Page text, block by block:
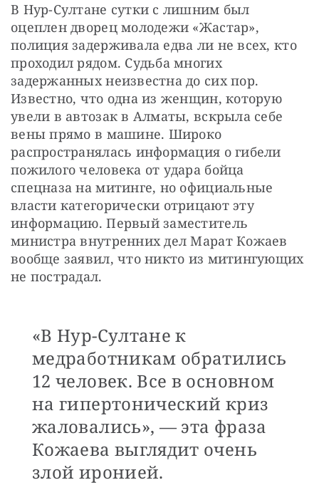
В Нур-Султане сутки с лишним был
оцеплен дворец молодежи «Жастар»,
полиция задерживала едва ли не всех, кто
проходил рядом. Судьба многих
задержанных неизвестна до сих пор.
Известно, что одна из женщин, которую
увели в автозак в Алматы, вскрыла себе
вены прямо в машине. Широко
распространялась информация о гибели
пожилого человека от удара бойца
спецназа на митинге, но официальные
власти категорически отрицают эту
информацию. Первый заместитель
министра внутренних дел Марат Кожаев
вообще заявил, что никто из митингующих
не пострадал.
«В Нур-Султане к
медработникам обратились
12 человек. Все в основном
на гипертонический криз
жаловались», — эта фраза
Кожаева выглядит очень
злой иронией.